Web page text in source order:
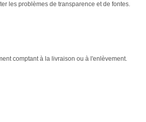
les problèmes de transparence et de fontes.
comptant à la livraison ou à l'enlèvement.